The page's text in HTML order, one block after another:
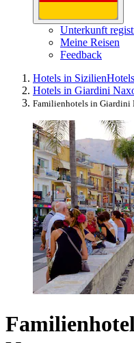
Unterkunft
Meine Reisen
Feedback
Hotels in Sizilien
Hotels in Giardini
Familienhotels in Giardini